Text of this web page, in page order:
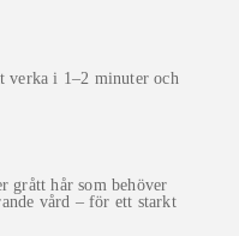
verka i 1–2 minuter och
grått hår som behöver
vård – för ett starkt